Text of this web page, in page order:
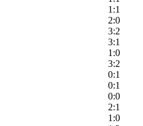
1:1
2:0
3:2
3:1
1:0
3:2
0:1
0:1
0:0
2:1
1:0